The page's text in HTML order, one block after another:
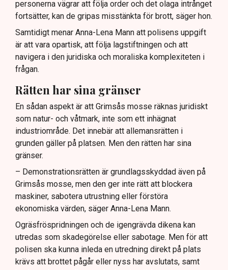
personerna vägrar att följa order och det olaga intrånget
fortsätter, kan de gripas misstänkta för brott, säger hon.
Samtidigt menar Anna-Lena Mann att polisens uppgift
är att vara opartisk, att följa lagstiftningen och att
navigera i den juridiska och moraliska komplexiteten i
frågan.
Rätten har sina gränser
En sådan aspekt är att Grimsås mosse räknas juridiskt
som natur- och våtmark, inte som ett inhägnat
industriområde. Det innebär att allemansrätten i
grunden gäller på platsen. Men den rätten har sina
gränser.
– Demonstrationsrätten är grundlagsskyddad även på
Grimsås mosse, men den ger inte rätt att blockera
maskiner, sabotera utrustning eller förstöra
ekonomiska värden, säger Anna-Lena Mann.
Ogräsfröspridningen och de igengrävda dikena kan
utredas som skadegörelse eller sabotage. Men för att
polisen ska kunna inleda en utredning direkt på plats
krävs att brottet pågår eller nyss har avslutats, samt